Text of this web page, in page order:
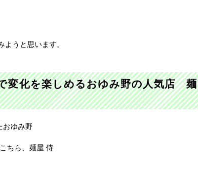
ようと思います。
変化を楽しめるおゆみ野の人気店 麺
おゆみ野
ちら、麺屋 侍